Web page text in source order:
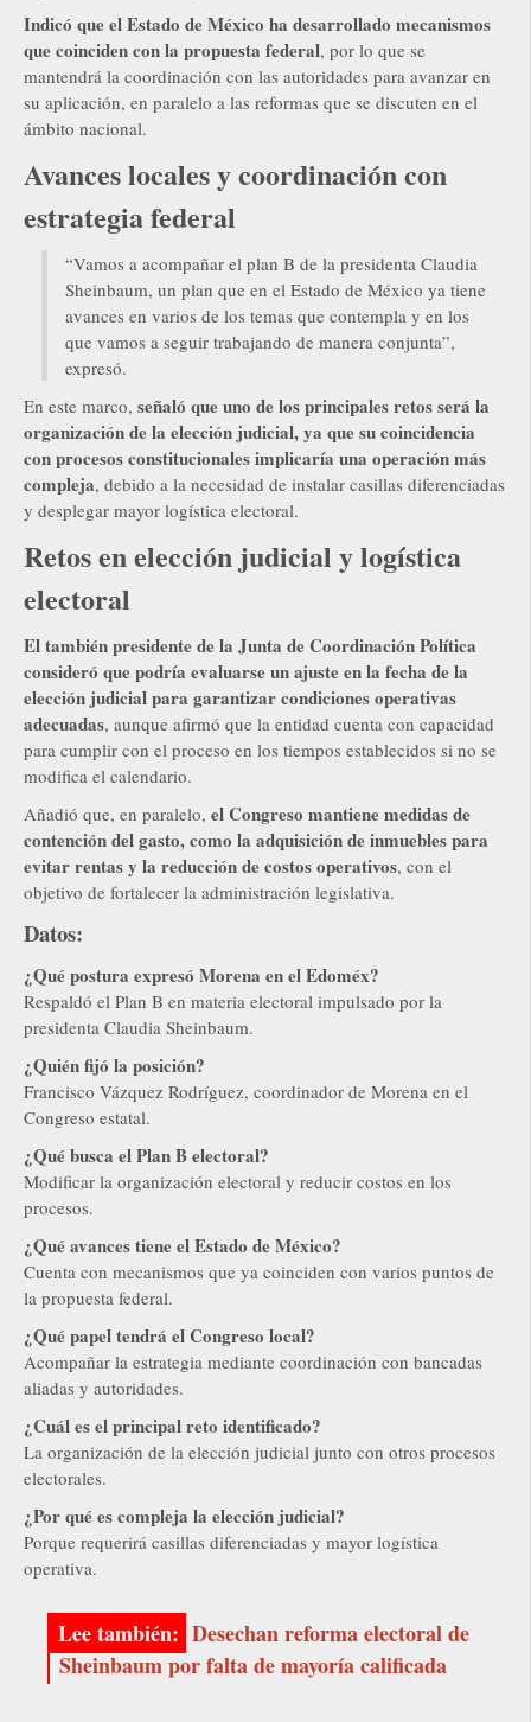
Indicó que el Estado de México ha desarrollado mecanismos
que coinciden con la propuesta federal, por lo que se
mantendrá la coordinación con las autoridades para avanzar en
su aplicación, en paralelo a las reformas que se discuten en el
ámbito nacional.
Avances locales y coordinación con
estrategia federal
“Vamos a acompañar el plan B de la presidenta Claudia
Sheinbaum, un plan que en el Estado de México ya tiene
avances en varios de los temas que contempla y en los
que vamos a seguir trabajando de manera conjunta”,
expresó.
En este marco, señaló que uno de los principales retos será la
organización de la elección judicial, ya que su coincidencia
con procesos constitucionales implicaría una operación más
compleja, debido a la necesidad de instalar casillas diferenciadas
y desplegar mayor logística electoral.
Retos en elección judicial y logística
electoral
El también presidente de la Junta de Coordinación Política
consideró que podría evaluarse un ajuste en la fecha de la
elección judicial para garantizar condiciones operativas
adecuadas, aunque afirmó que la entidad cuenta con capacidad
para cumplir con el proceso en los tiempos establecidos si no se
modifica el calendario.
Añadió que, en paralelo, el Congreso mantiene medidas de
contención del gasto, como la adquisición de inmuebles para
evitar rentas y la reducción de costos operativos, con el
objetivo de fortalecer la administración legislativa.
Datos:
¿Qué postura expresó Morena en el Edoméx?
Respaldó el Plan B en materia electoral impulsado por la
presidenta Claudia Sheinbaum.
¿Quién fijó la posición?
Francisco Vázquez Rodríguez, coordinador de Morena en el
Congreso estatal.
¿Qué busca el Plan B electoral?
Modificar la organización electoral y reducir costos en los
procesos.
¿Qué avances tiene el Estado de México?
Cuenta con mecanismos que ya coinciden con varios puntos de
la propuesta federal.
¿Qué papel tendrá el Congreso local?
Acompañar la estrategia mediante coordinación con bancadas
aliadas y autoridades.
¿Cuál es el principal reto identificado?
La organización de la elección judicial junto con otros procesos
electorales.
¿Por qué es compleja la elección judicial?
Porque requerirá casillas diferenciadas y mayor logística
operativa.
Desechan reforma electoral de
Sheinbaum por falta de mayoría calificada